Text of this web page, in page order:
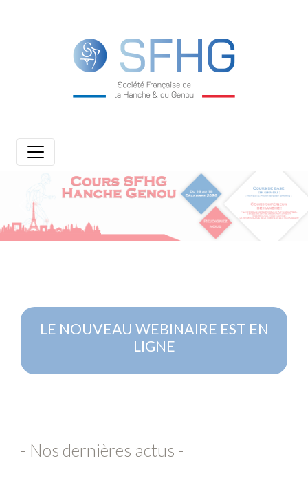
Previous Next
LE NOUVEAU WEBINAIRE EST EN
LIGNE
- Nos dernières actus -